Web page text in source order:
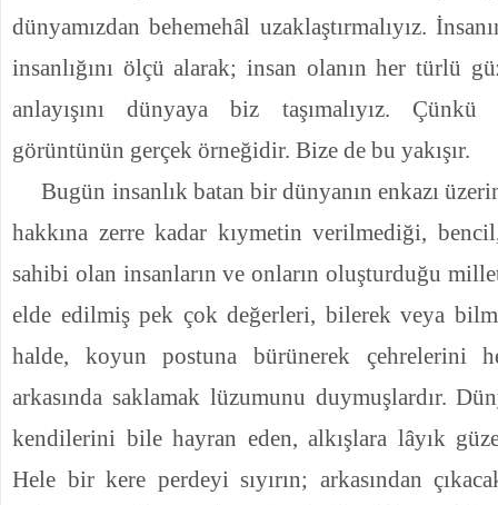
dünyamızdan behemehâl uzaklaştırmalıyız.
insanlığını ölçü alarak; insan olanın her türlü
anlayışını dünyaya biz taşımalıyız.
görüntünün gerçek örneğidir. Bize de bu yakışır.
Bugün insanlık batan bir dünyanın enkazı
hakkına zerre kadar kıymetin verilmediği,
sahibi olan insanların ve onların oluşturduğu
elde edilmiş pek çok değerleri, bilerek veya
halde, koyun postuna bürünerek çehrelerini
arkasında saklamak lüzumu­nu duymuşlardır.
kendilerini bile hayran eden, alkışlara lâyık
Hele bir kere perdeyi sıyırın; arkasından